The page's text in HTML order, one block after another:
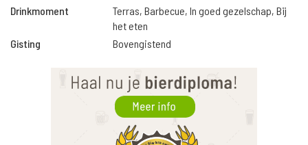
Drinkmoment
Terras, Barbecue, In goed gezelschap, Bij
het eten
Gisting
Bovengistend